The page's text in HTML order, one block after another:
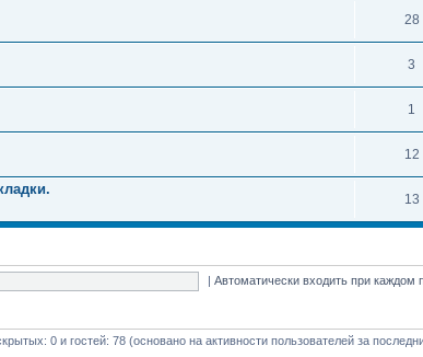
28
3
1
12
13
|Автоматически входить при
0 и гостей: 78 (основано на активности пользователей за